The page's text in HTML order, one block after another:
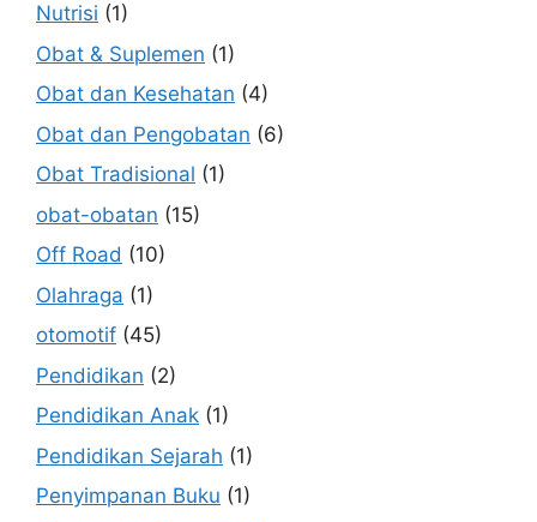
Nutrisi (1)
Obat & Suplemen (1)
Obat dan Kesehatan (4)
Obat dan Pengobatan (6)
Obat Tradisional (1)
obat-obatan (15)
Off Road (10)
Olahraga (1)
otomotif (45)
Pendidikan (2)
Pendidikan Anak (1)
Pendidikan Sejarah (1)
Penyimpanan Buku (1)